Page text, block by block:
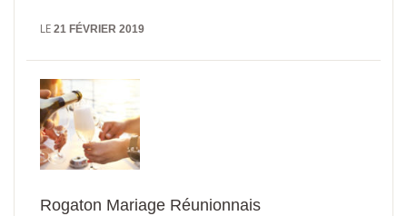
LE 21 FÉVRIER 2019
Rogaton Mariage Réunionnais